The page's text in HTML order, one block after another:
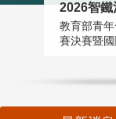
2026智
教育部青
賽決賽暨